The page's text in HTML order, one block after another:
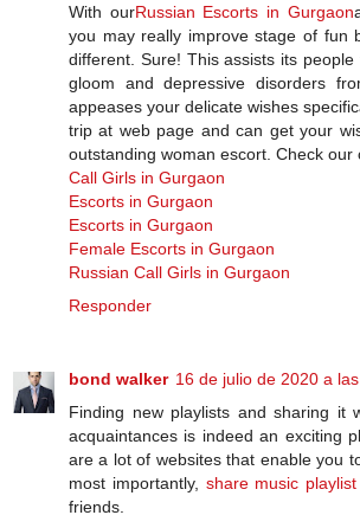
With ourRussian Escorts in Gurgaon
you may really improve stage of fun
different. Sure! This assists its
gloom and depressive disorders
appeases your delicate wishes
trip at web page and can get your
outstanding woman escort. Check our
Call Girls in Gurgaon
Escorts in Gurgaon
Escorts in Gurgaon
Female Escorts in Gurgaon
Russian Call Girls in Gurgaon
Responder
bond walker 16 de julio de 2020 a
Finding new playlists and sharing it
acquaintances is indeed an exciting
are a lot of websites that enable you
most importantly, share music playlist
friends.